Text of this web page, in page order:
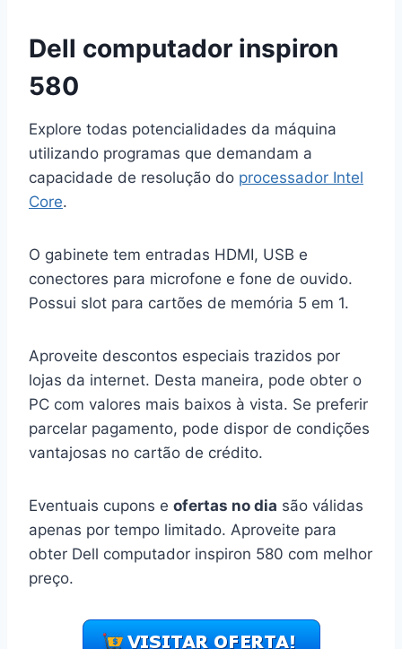
Dell computador inspiron
580
Explore todas potencialidades da máquina
utilizando programas que demandam a
capacidade de resolução do processador Intel
Core.
O gabinete tem entradas HDMI, USB e
conectores para microfone e fone de ouvido.
Possui slot para cartões de memória 5 em 1.
Aproveite descontos especiais trazidos por
lojas da internet. Desta maneira, pode obter o
PC com valores mais baixos à vista. Se preferir
parcelar pagamento, pode dispor de condições
vantajosas no cartão de crédito.
Eventuais cupons e ofertas no dia são válidas
apenas por tempo limitado. Aproveite para
obter Dell computador inspiron 580 com melhor
preço.